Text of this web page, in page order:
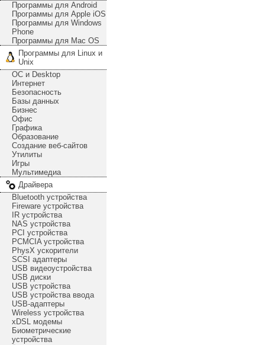
Программы для Android
Программы для Apple iOS
Программы для Windows
Phone
Программы для Mac OS
Программы для Linux и
Unix
ОС и Desktop
Интернет
Безопасность
Базы данных
Бизнес
Офис
Графика
Образование
Создание веб-сайтов
Утилиты
Игры
Мультимедиа
Драйвера
Bluetooth устройства
Fireware устройства
IR устройства
NAS устройства
PCI устройства
PCMCIA устройства
PhysX ускорители
SCSI адаптеры
USB видеоустройства
USB диски
USB устройства
USB устройства ввода
USB-адаптеры
Wireless устройства
xDSL модемы
Биометрические
устройства